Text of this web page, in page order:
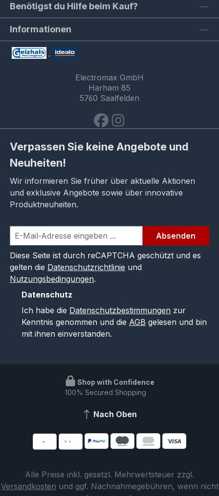
Benötigst du Hilfe beim Kauf?
Informationen
Electromax GmbH
Harham 85
5760 Saalfelden
Verpassen Sie keine Angebote und
Neuheiten!
Wir informieren Sie früher über aktuelle Aktionen
und exklusive Angebote sowie über innovative
Produktneuheiten.
Absenden
Diese Seite ist durch reCAPTCHA geschützt und es
gelten die Datenschutzrichtlinie und
Nutzungsbedingungen.
Datenschutz
Ich habe die Datenschutzbestimmungen zur
Kenntnis genommen und die AGB gelesen und bin
mit ihnen einverstanden.
Shop with Confidence
100% Secured Shopping
Nach Oben
Alle Preise inkl. gesetzl. Mehrwertsteuer zzgl.
Versandkosten und ggf. Nachnahmegebühren, wenn nicht